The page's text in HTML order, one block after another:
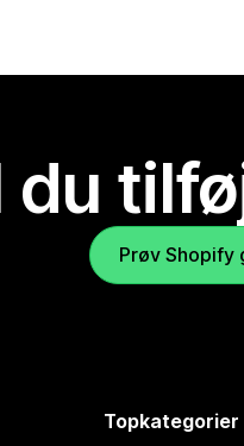
du
Prøv Shopify
Topkategorier